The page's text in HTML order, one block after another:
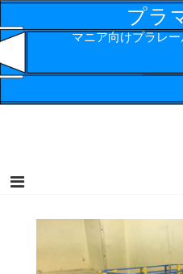
コ
ン
ン
ツ
ッ
プラ
マニア向けプラレ